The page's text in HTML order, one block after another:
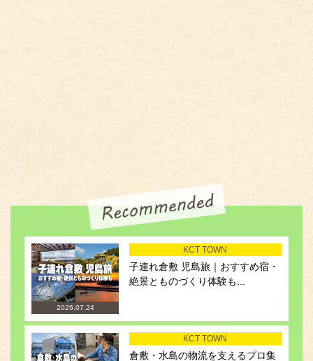
2026.07.24
KCT TOWN
子連れ倉敷 児島旅｜おすすめ宿・
絶景とものづくり体験も...
KCT TOWN
倉敷・水島の物流を支えるプロ集